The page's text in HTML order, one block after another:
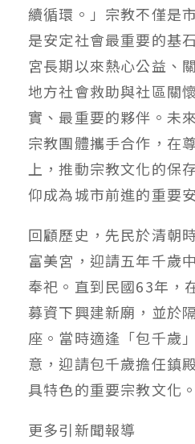
續循環。」宗教不僅是
是安定社會最重要的基
宮長期以來熱心公益、
地方社會救助與社區關
實、最重要的夥伴。未
宗教團體攜手合作，在
上，推動宗教文化的保
仰成為城市前進的重要
回顧歷史，先民於清朝
富美宮，迎請五年千歲
奉祀。直到民國63年，
募資下興建新廟，並於
座。當時適逢「包千歲
意，迎請包千歲擔任鎮
具特色的重要宗教文化。
更多引新聞報導